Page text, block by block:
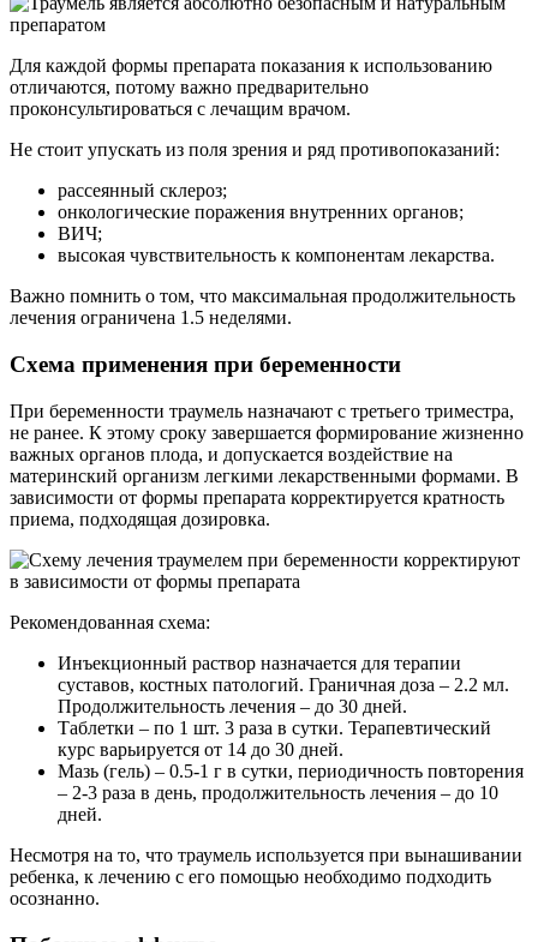
Для каждой формы препарата показания к использованию
отличаются, потому важно предварительно
проконсультироваться с лечащим врачом.
Не стоит упускать из поля зрения и ряд противопоказаний:
рассеянный склероз;
онкологические поражения внутренних органов;
ВИЧ;
высокая чувствительность к компонентам лекарства.
Важно помнить о том, что максимальная продолжительность
лечения ограничена 1.5 неделями.
Схема применения при беременности
При беременности траумель назначают с третьего триместра,
не ранее. К этому сроку завершается формирование жизненно
важных органов плода, и допускается воздействие на
материнский организм легкими лекарственными формами. В
зависимости от формы препарата корректируется кратность
приема, подходящая дозировка.
Рекомендованная схема:
Инъекционный раствор назначается для терапии
суставов, костных патологий. Граничная доза – 2.2 мл.
Продолжительность лечения – до 30 дней.
Таблетки – по 1 шт. 3 раза в сутки. Терапевтический
курс варьируется от 14 до 30 дней.
Мазь (гель) – 0.5-1 г в сутки, периодичность повторения
– 2-3 раза в день, продолжительность лечения – до 10
дней.
Несмотря на то, что траумель используется при вынашивании
ребенка, к лечению с его помощью необходимо подходить
осознанно.